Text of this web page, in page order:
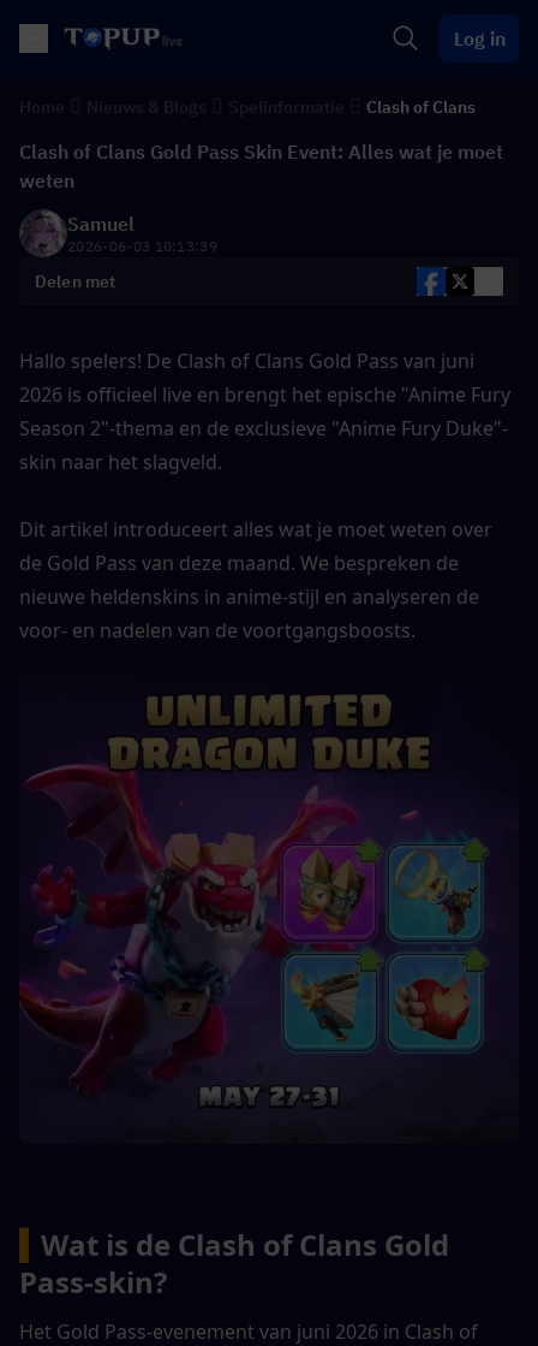
Log in
Clash of Clans
Clash of Clans Gold Pass Skin Event: Alles wat je moet
weten
Samuel
2026-06-03 10:13:39
Delen met
Hallo spelers! De Clash of Clans Gold Pass van juni
2026 is officieel live en brengt het epische "Anime Fury
Season 2"-thema en de exclusieve "Anime Fury Duke"-
skin naar het slagveld.
Dit artikel introduceert alles wat je moet weten over
de Gold Pass van deze maand. We bespreken de
nieuwe heldenskins in anime-stijl en analyseren de
voor- en nadelen van de voortgangsboosts.
Wat is de Clash of Clans Gold
Pass-skin?
Het Gold Pass-evenement van juni 2026 in Clash of